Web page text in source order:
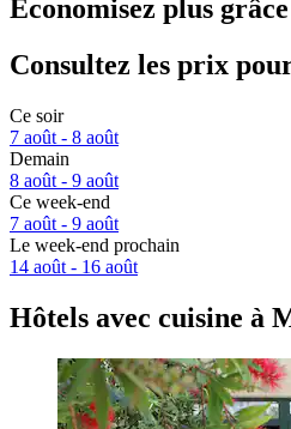
Économisez plus
Consultez les prix
Ce soir
7 août - 8 août
Demain
8 août - 9 août
Ce week-end
7 août - 9 août
Le week-end prochain
14 août - 16 août
Hôtels avec cuisine à